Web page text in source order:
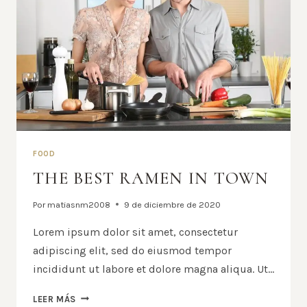
FOOD
THE BEST RAMEN IN TOWN
Por matiasnm2008 9 de diciembre de 2020
Lorem ipsum dolor sit amet, consectetur
adipiscing elit, sed do eiusmod tempor
incididunt ut labore et dolore magna aliqua. Ut…
LEER MÁS THE